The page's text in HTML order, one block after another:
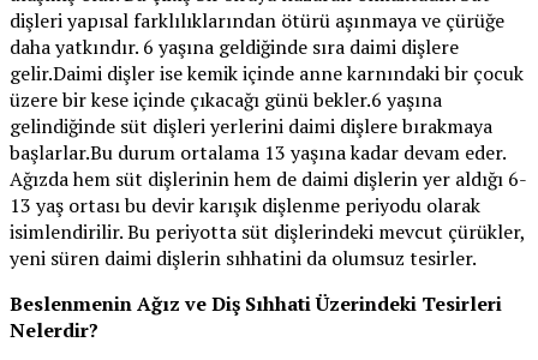
dişleri yapısal farklılıklarından ötürü aşınmaya ve çürüğe
daha yatkındır. 6 yaşına geldiğinde sıra daimi dişlere
gelir.Daimi dişler ise kemik içinde anne karnındaki bir çocuk
üzere bir kese içinde çıkacağı günü bekler.6 yaşına
gelindiğinde süt dişleri yerlerini daimi dişlere bırakmaya
başlarlar.Bu durum ortalama 13 yaşına kadar devam eder.
Ağızda hem süt dişlerinin hem de daimi dişlerin yer aldığı 6-
13 yaş ortası bu devir karışık dişlenme periyodu olarak
isimlendirilir. Bu periyotta süt dişlerindeki mevcut çürükler,
yeni süren daimi dişlerin sıhhatini da olumsuz tesirler.
Beslenmenin Ağız ve Diş Sıhhati Üzerindeki Tesirleri
Nelerdir?